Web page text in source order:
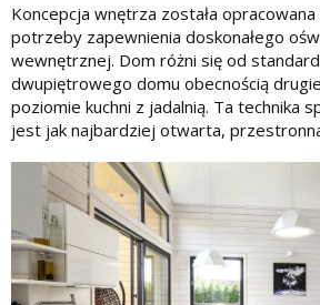
Koncepcja wnętrza została
potrzeby zapewnienia doskonałego
wewnętrznej. Dom różni się od
dwupiętrowego domu obecnością
poziomie kuchni z jadalnią. Ta technika
jest jak najbardziej otwarta,